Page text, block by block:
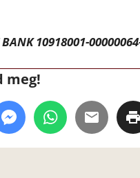
10918001-
meg!